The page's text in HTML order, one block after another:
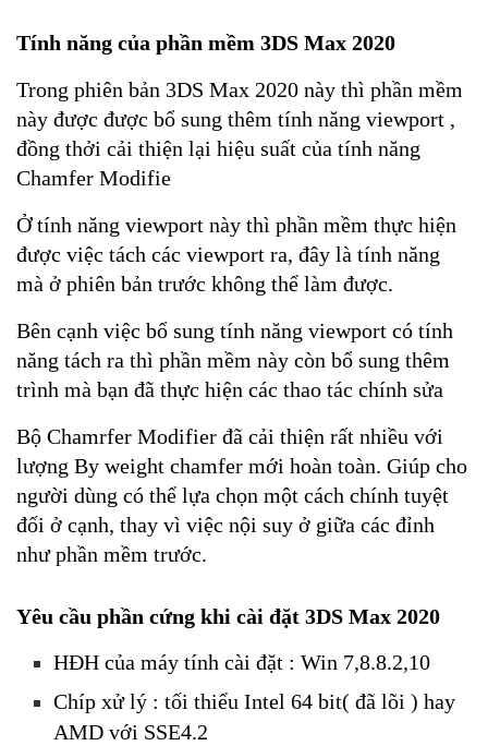
Tính năng của phần mềm 3DS Max 2020
Trong phiên bản 3DS Max 2020 này thì phần mềm
này được được bổ sung thêm tính năng viewport ,
đồng thởi cải thiện lại hiệu suất của tính năng
Chamfer Modifie
Ở tính năng viewport này thì phần mềm thực hiện
được việc tách các viewport ra, đây là tính năng
mà ở phiên bản trước không thể làm được.
Bên cạnh việc bổ sung tính năng viewport có tính
năng tách ra thì phần mềm này còn bổ sung thêm
trình mà bạn đã thực hiện các thao tác chính sửa
Bộ Chamrfer Modifier đã cải thiện rất nhiều với
lượng By weight chamfer mới hoàn toàn. Giúp cho
người dùng có thể lựa chọn một cách chính tuyệt
đối ở cạnh, thay vì việc nội suy ở giữa các đỉnh
như phần mềm trước.
Yêu cầu phần cứng khi cài đặt 3DS Max 2020
HĐH của máy tính cài đặt : Win 7,8.8.2,10
Chíp xử lý : tối thiểu Intel 64 bit( đã lõi ) hay
AMD với SSE4.2